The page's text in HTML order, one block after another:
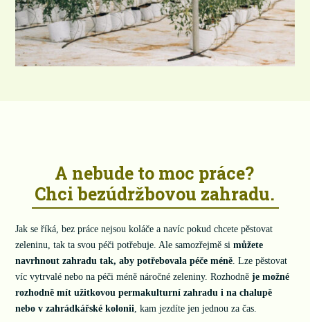
A nebude to moc práce?
Chci bezúdržbovou zahradu.
Jak se říká, bez práce nejsou koláče a navíc pokud chcete pěstovat
zeleninu, tak ta svou péči potřebuje. Ale samozřejmě simůžete
navrhnout zahradu tak, aby potřebovala péče méně . Lze pěstovat
víc vytrvalé nebo na péči méně náročné zeleniny. Rozhodněje možné
rozhodně mít užitkovou permakulturní zahradu i na chalupě
nebo v zahrádkářské kolonii , kam jezdíte jen jednou za čas.